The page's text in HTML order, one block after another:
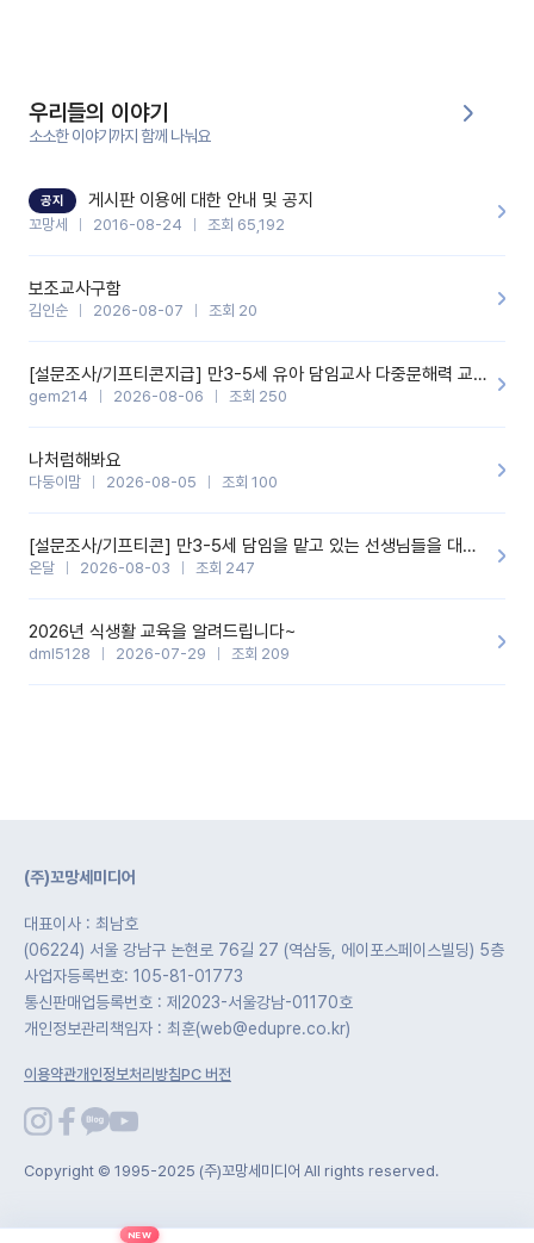
을 많이 하는데,꼬망봇 덕분에 고민하는 시간을 줄이고 학부모님을
안심시킬 수 있었습니다.이 부분은 꼬망봇이 추가로 알려준 응대 tip
입니다.학부모님께 전화를 드리기 전에, 내용을 숙지하여 좀 더 전문
성 있는 교사가 되어 대화를 나눌 수 있었습니다.꼬망세 AI학부모 응
기능을 개발해 주셔서 감사합니다.
우리들의 이야기
소소한 이야기까지 함께 나눠요
공지 게시판 이용에 대한 안내 및 공지
꼬망세 2016-08-24 조회 65,192
보조교사구함
김인순 2026-08-07 조회 20
[설문조사/기프티콘지급] 만3-5세 유아 담임교사 다중문해력 교육 증진을 위한 설문조사
gem214 2026-08-06 조회 250
나처럼해봐요
다둥이맘 2026-08-05 조회 100
[설문조사/기프티콘] 만3-5세 담임을 맡고 있는 선생님들을 대상으로 설문조사를 합니다!
온달 2026-08-03 조회 247
2026년 식생활 교육을 알려드립니다~
dml5128 2026-07-29 조회 209
(주)꼬망세미디어
대표이사 : 최남호
(06224) 서울 강남구 논현로 76길 27 (역삼동, 에이포스페이스빌딩) 5층
사업자등록번호: 105-81-01773
통신판매업등록번호 : 제2023-서울강남-01170호
개인정보관리책임자 : 최훈(web@edupre.co.kr)
이용약관개인정보처리방침PC 버전
Copyright © 1995-2025 (주)꼬망세미디어 All rights reserved.
NEW